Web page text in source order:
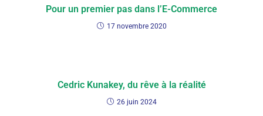
Pour un premier pas dans l’E-Commerce
17 novembre 2020
Cedric Kunakey, du rêve à la réalité
26 juin 2024